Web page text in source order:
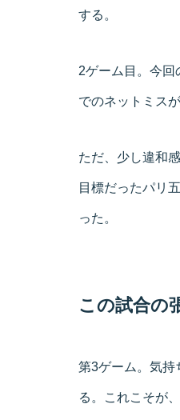
する。
2ゲーム目。今
でのネットミス
ただ、少し違和
目標だったパリ
った。
この試合の
第3ゲーム。気持
る。これこそが